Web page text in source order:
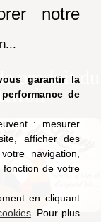
notre
garantir la
de
: mesurer
afficher des
navigation,
fonction de votre
en cliquant
. Pour plus
produit du